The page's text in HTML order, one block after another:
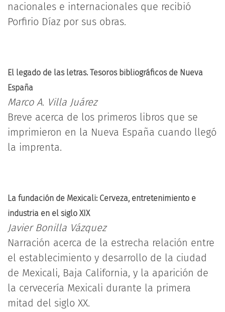
nacionales e internacionales que recibió
Porfirio Díaz por sus obras.
El legado de las letras. Tesoros bibliográficos de Nueva
España
Marco A. Villa Juárez
Breve acerca de los primeros libros que se
imprimieron en la Nueva España cuando llegó
la imprenta.
La fundación de Mexicali: Cerveza, entretenimiento e
industria en el siglo XIX
Javier Bonilla Vázquez
Narración acerca de la estrecha relación entre
el establecimiento y desarrollo de la ciudad
de Mexicali, Baja California, y la aparición de
la cervecería Mexicali durante la primera
mitad del siglo XX.